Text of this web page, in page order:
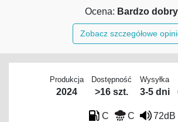
Ocena: Bardzo dobry
Zobacz szczegółowe
Produkcja
2024
Dostępność
>16 szt.
Wysyłka
3-5 dni
C C 72dB